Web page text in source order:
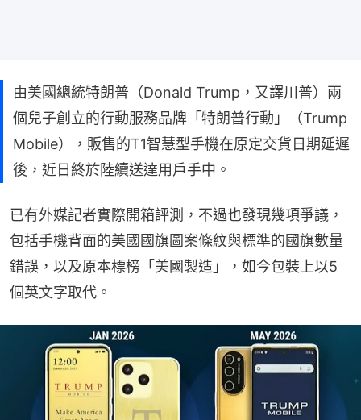
由美國總統特朗普（Donald Trump，又譯川普）兩
個兒子創立的行動服務品牌「特朗普行動」（Trump
Mobile），販售的T1智慧型手機在原定交貨日期延遲
後，近日終於陸續送達用戶手中。
已有外媒記者實際開箱評測，不過也發現幾項爭議，
包括手機背面的美國國旗圖案條紋與標準的國旗數量
錯誤，以及原本標榜「美國製造」，如今包裝上以5
個英文字取代。